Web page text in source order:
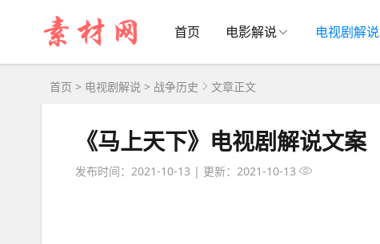
首页 电影解说 电视剧解说
首页 > 电视剧解说 > 战争历史 文章正文
《马上天下》电视剧解说文案
发布时间：2021-10-13 | 更新：2021-10-13